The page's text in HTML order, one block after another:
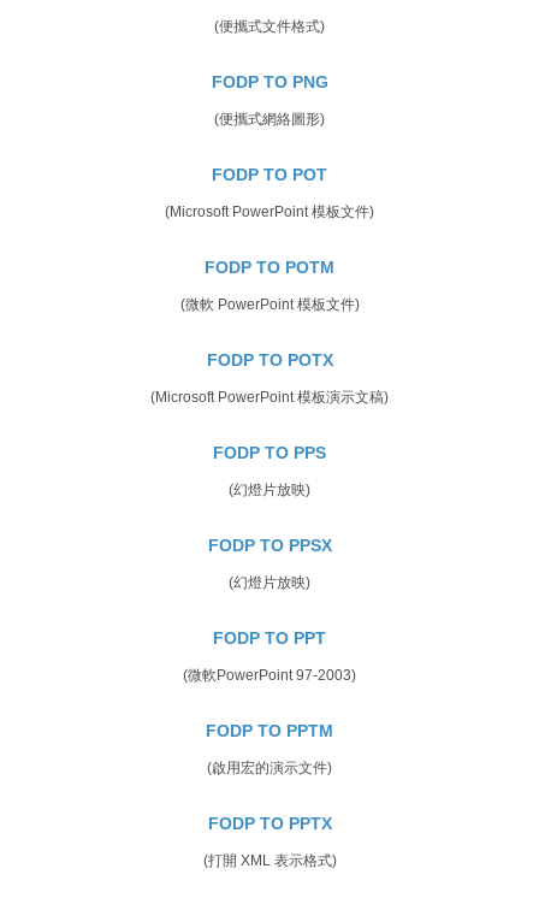
(便攜式文件格式)
FODP TO PNG
(便攜式網絡圖形)
FODP TO POT
(Microsoft PowerPoint 模板文件)
FODP TO POTM
(微軟 PowerPoint 模板文件)
FODP TO POTX
(Microsoft PowerPoint 模板演示文稿)
FODP TO PPS
(幻燈片放映)
FODP TO PPSX
(幻燈片放映)
FODP TO PPT
(微軟PowerPoint 97-2003)
FODP TO PPTM
(啟用宏的演示文件)
FODP TO PPTX
(打開 XML 表示格式)